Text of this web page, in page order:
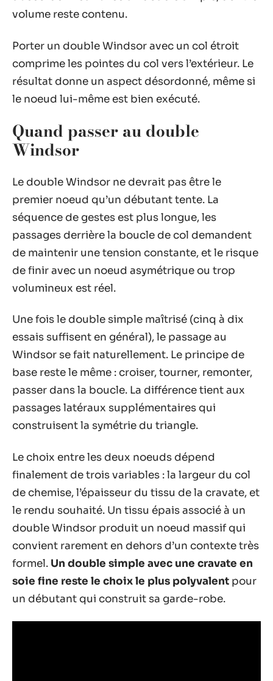
volume reste contenu.
Porter un double Windsor avec un col étroit
comprime les pointes du col vers l’extérieur. Le
résultat donne un aspect désordonné, même si
le noeud lui-même est bien exécuté.
Quand passer au double
Windsor
Le double Windsor ne devrait pas être le
premier noeud qu’un débutant tente. La
séquence de gestes est plus longue, les
passages derrière la boucle de col demandent
de maintenir une tension constante, et le risque
de finir avec un noeud asymétrique ou trop
volumineux est réel.
Une fois le double simple maîtrisé (cinq à dix
essais suffisent en général), le passage au
Windsor se fait naturellement. Le principe de
base reste le même : croiser, tourner, remonter,
passer dans la boucle. La différence tient aux
passages latéraux supplémentaires qui
construisent la symétrie du triangle.
Le choix entre les deux noeuds dépend
finalement de trois variables : la largeur du col
de chemise, l’épaisseur du tissu de la cravate, et
le rendu souhaité. Un tissu épais associé à un
double Windsor produit un noeud massif qui
convient rarement en dehors d’un contexte très
formel. Un double simple avec une cravate en
soie fine reste le choix le plus polyvalent pour
un débutant qui construit sa garde-robe.